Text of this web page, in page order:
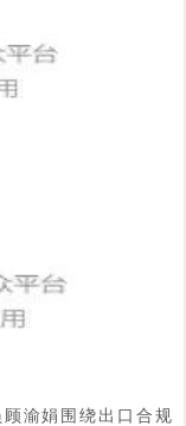
渝娟围绕出口合规